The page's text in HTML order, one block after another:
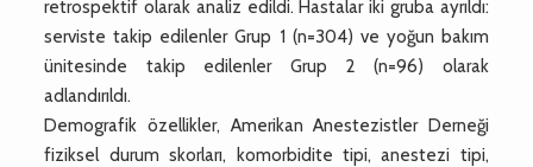
retrospektif olarak analiz edildi. Hastalar iki gruba ayrıldı:
serviste takip edilenler Grup 1 (n=304) ve yoğun bakım
ünitesinde takip edilenler Grup 2 (n=96) olarak
adlandırıldı.
Demografik özellikler, Amerikan Anestezistler Derneği
fiziksel durum skorları, komorbidite tipi, anestezi tipi,